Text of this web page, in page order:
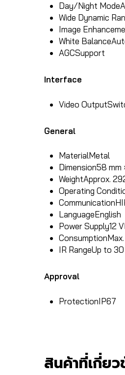
Day/Night Mode
Wide Dynamic
Image
White Balance
AGCSupport
Interface
Video Output
General
MaterialMetal
Dimension58 mm
WeightApprox.
Operating
Communication
LanguageEnglish
Power Supply12
Consumption
IR RangeUp to 30
Approval
ProtectionIP67
สินค้าที่เกี่ย